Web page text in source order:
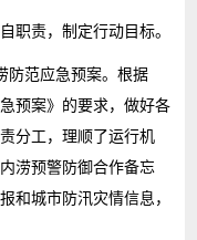
职责，制定行动目标。
防范应急预案。根据
预案》的要求，做好各
分工，理顺了运行机
涝预警防御合作备忘
和城市防汛灾情信息，